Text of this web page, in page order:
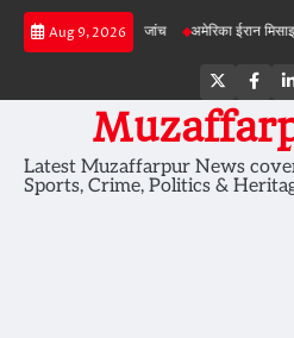
Skip
Aug 9, 2026
की सेहत की जांच अमेरिका ईरान मिसाइल हमला
Twitter
Latest Muzaffarpur News
Sports, Crime, Politics &